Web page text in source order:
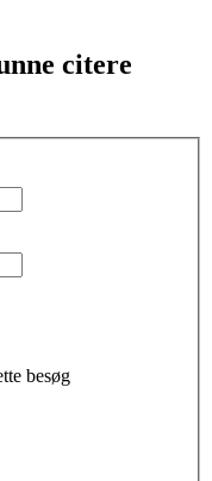
citere
besøg